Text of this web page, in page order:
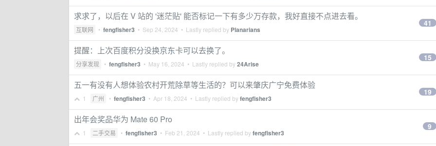
求求了，以后在 V 站的 '迷茫贴' 能否标记一下有多少万存款，我好直接不点进去看。
互联网 • fengfisher3 • Sep 24, 2024 • Lastly replied by Planarians
41
提醒：上次百度积分没换京东卡可以去换了。
分享发现 • fengfisher3 • May 16, 2024 • Lastly replied by24Arise
15
五一有没有人想体验农村开荒除草等生活的？可以来肇庆广宁免费体验
1 广州 • fengfisher3 • Apr 18, 2024 • Lastly replied byfengfisher3
19
出年会奖品华为 Mate 60 Pro
1 二手交易 • fengfisher3 • Feb 21, 2024 • Lastly replied byfengfisher3
9